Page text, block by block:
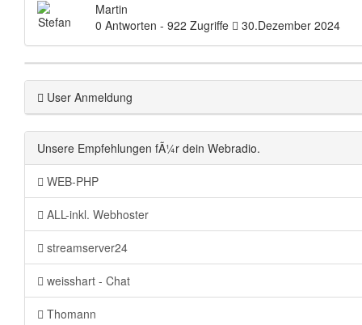
Martin
0 Antworten - 922 Zugriffe
30.Dezember 2024
User Anmeldung
Unsere Empfehlungen fÃ¼r dein Webradio.
WEB-PHP
ALL-inkl. Webhoster
streamserver24
weisshart - Chat
Thomann